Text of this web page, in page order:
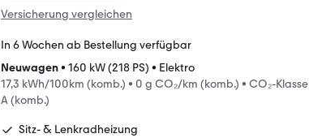
Versicherung vergleichen
In 6 Wochen ab Bestellung verfügbar
Neuwagen• 160 kW (218 PS) • Elektro
17,3 kWh/100km (komb.) • 0 g CO₂/km (komb.) • CO₂-Klasse
A (komb.)
Sitz- & Lenkradheizung